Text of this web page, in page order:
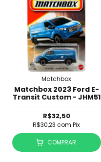
Matchbox
Matchbox 2023 Ford E-
Transit Custom - JHM51
R$32,50
R$30,23com Pix
COMPRAR